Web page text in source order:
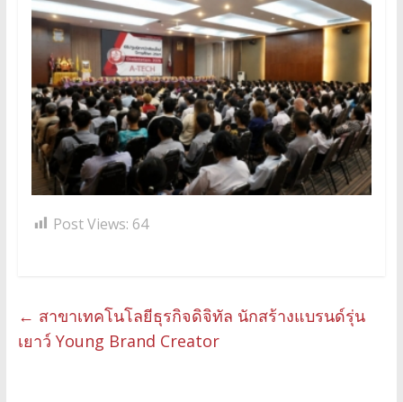
Post Views: 64
← สาขาเทคโนโลยีธุรกิจดิจิทัล นักสร้างแบรนด์รุ่น
เยาว์ Young Brand Creator